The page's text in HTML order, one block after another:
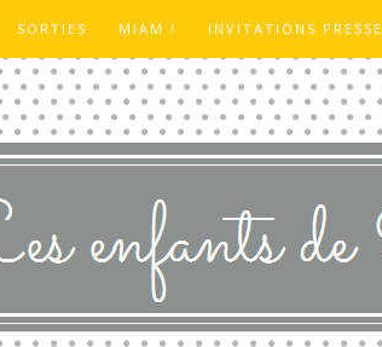
SORTIES MIAM ! INVITATIONS PRESSE